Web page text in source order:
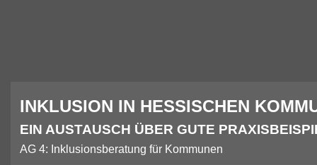
INKLUSION IN HESSISCHEN
EIN AUSTAUSCH ÜBER GUTE
AG 4: Inklusionsberatung für Kommunen